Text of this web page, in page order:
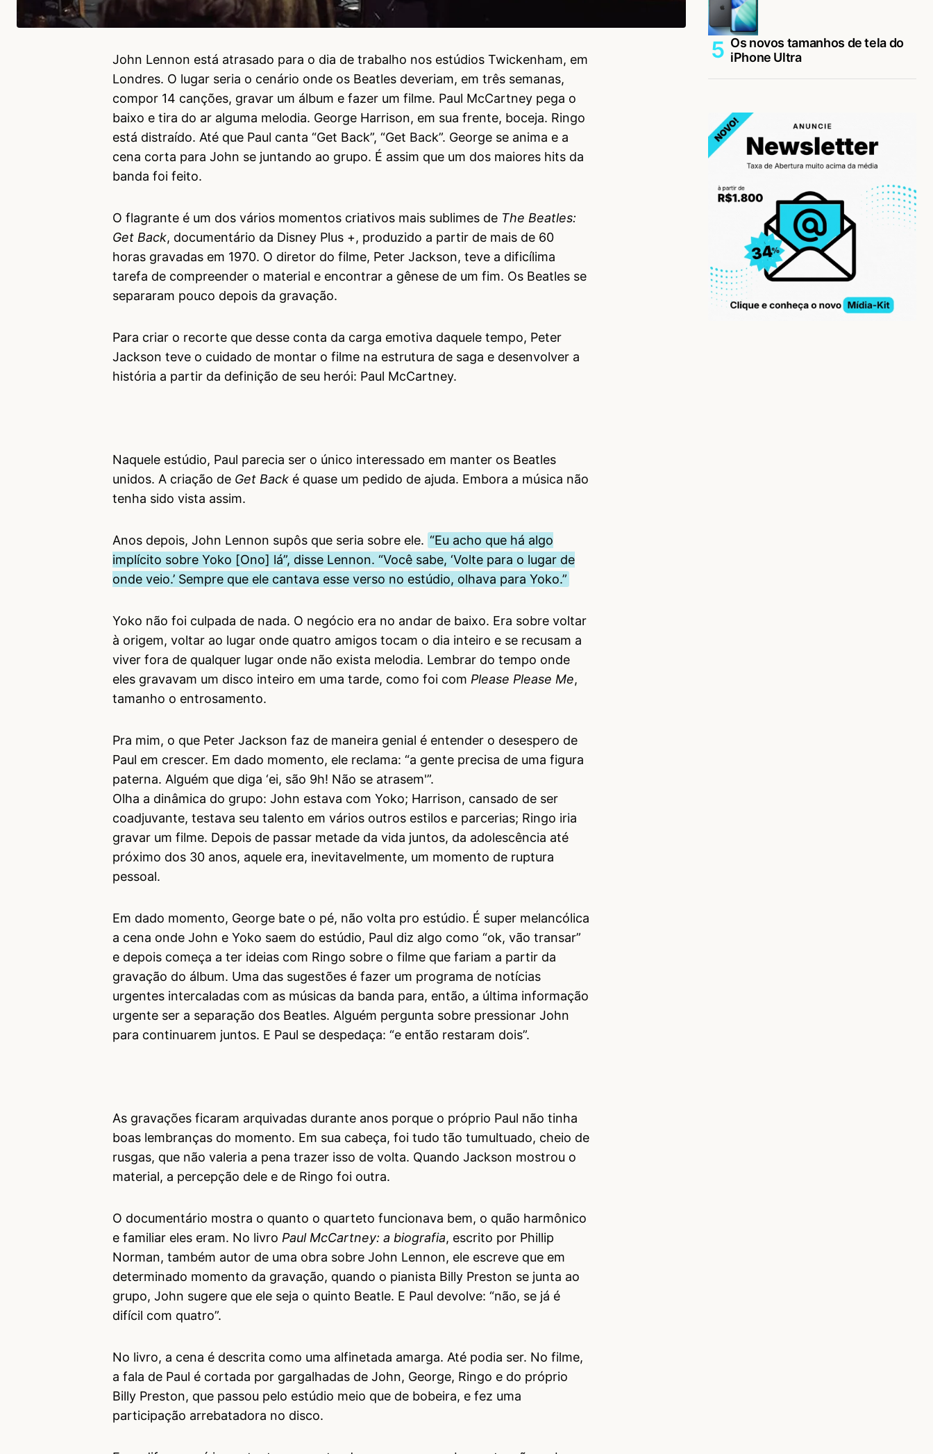
John Lennon está atrasado para o dia de trabalho nos estúdios Twickenham, em
Londres. O lugar seria o cenário onde os Beatles deveriam, em três semanas,
compor 14 canções, gravar um álbum e fazer um filme. Paul McCartney pega o
baixo e tira do ar alguma melodia. George Harrison, em sua frente, boceja. Ringo
está distraído. Até que Paul canta “Get Back”, “Get Back”. George se anima e a
cena corta para John se juntando ao grupo. É assim que um dos maiores hits da
banda foi feito.
O flagrante é um dos vários momentos criativos mais sublimes de The Beatles:
Get Back, documentário da Disney Plus +, produzido a partir de mais de 60
horas gravadas em 1970. O diretor do filme, Peter Jackson, teve a dificílima
tarefa de compreender o material e encontrar a gênese de um fim. Os Beatles se
separaram pouco depois da gravação.
Para criar o recorte que desse conta da carga emotiva daquele tempo, Peter
Jackson teve o cuidado de montar o filme na estrutura de saga e desenvolver a
história a partir da definição de seu herói: Paul McCartney.
Naquele estúdio, Paul parecia ser o único interessado em manter os Beatles
unidos. A criação de Get Back é quase um pedido de ajuda. Embora a música não
tenha sido vista assim.
Anos depois, John Lennon supôs que seria sobre ele. “Eu acho que há algo
implícito sobre Yoko [Ono] lá”, disse Lennon. “Você sabe, ‘Volte para o lugar de
onde veio.’ Sempre que ele cantava esse verso no estúdio, olhava para Yoko.”
Yoko não foi culpada de nada. O negócio era no andar de baixo. Era sobre voltar
à origem, voltar ao lugar onde quatro amigos tocam o dia inteiro e se recusam a
viver fora de qualquer lugar onde não exista melodia. Lembrar do tempo onde
eles gravavam um disco inteiro em uma tarde, como foi com Please Please Me,
tamanho o entrosamento.
Pra mim, o que Peter Jackson faz de maneira genial é entender o desespero de
Paul em crescer. Em dado momento, ele reclama: “a gente precisa de uma figura
paterna. Alguém que diga ‘ei, são 9h! Não se atrasem'”.
Olha a dinâmica do grupo: John estava com Yoko; Harrison, cansado de ser
coadjuvante, testava seu talento em vários outros estilos e parcerias; Ringo iria
gravar um filme. Depois de passar metade da vida juntos, da adolescência até
próximo dos 30 anos, aquele era, inevitavelmente, um momento de ruptura
pessoal.
Em dado momento, George bate o pé, não volta pro estúdio. É super melancólica
a cena onde John e Yoko saem do estúdio, Paul diz algo como “ok, vão transar”
e depois começa a ter ideias com Ringo sobre o filme que fariam a partir da
gravação do álbum. Uma das sugestões é fazer um programa de notícias
urgentes intercaladas com as músicas da banda para, então, a última informação
urgente ser a separação dos Beatles. Alguém pergunta sobre pressionar John
para continuarem juntos. E Paul se despedaça: “e então restaram dois”.
As gravações ficaram arquivadas durante anos porque o próprio Paul não tinha
boas lembranças do momento. Em sua cabeça, foi tudo tão tumultuado, cheio de
rusgas, que não valeria a pena trazer isso de volta. Quando Jackson mostrou o
material, a percepção dele e de Ringo foi outra.
O documentário mostra o quanto o quarteto funcionava bem, o quão harmônico
e familiar eles eram. No livro Paul McCartney: a biografia, escrito por Phillip
Norman, também autor de uma obra sobre John Lennon, ele escreve que em
determinado momento da gravação, quando o pianista Billy Preston se junta ao
grupo, John sugere que ele seja o quinto Beatle. E Paul devolve: “não, se já é
difícil com quatro”.
No livro, a cena é descrita como uma alfinetada amarga. Até podia ser. No filme,
a fala de Paul é cortada por gargalhadas de John, George, Ringo e do próprio
Billy Preston, que passou pelo estúdio meio que de bobeira, e fez uma
participação arrebatadora no disco.
Os novos tamanhos de tela do
iPhone Ultra